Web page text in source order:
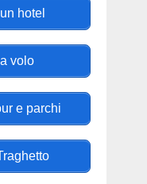
hotel
volo
e parchi